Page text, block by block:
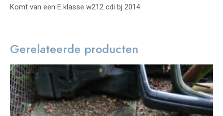
Komt van een E klasse w212 cdi bj 2014
Gerelateerde producten